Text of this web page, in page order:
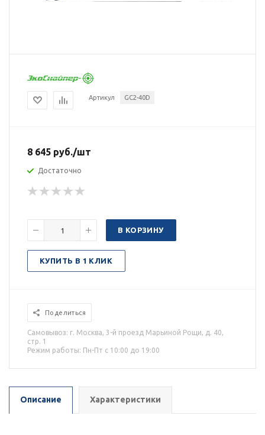
Артикул GC2-40D
8 645 руб./шт
Достаточно
В КОРЗИНУ
КУПИТЬ В 1 КЛИК
Поделиться
Самовывоз: г. Москва, 3-й проезд Марьиной Рощи, д. 40,
стр. 1
Режим работы: Пн-Пт с 10:00 до 19:00
Описание Характеристики